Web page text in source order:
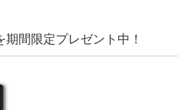
間限定プレゼント中！